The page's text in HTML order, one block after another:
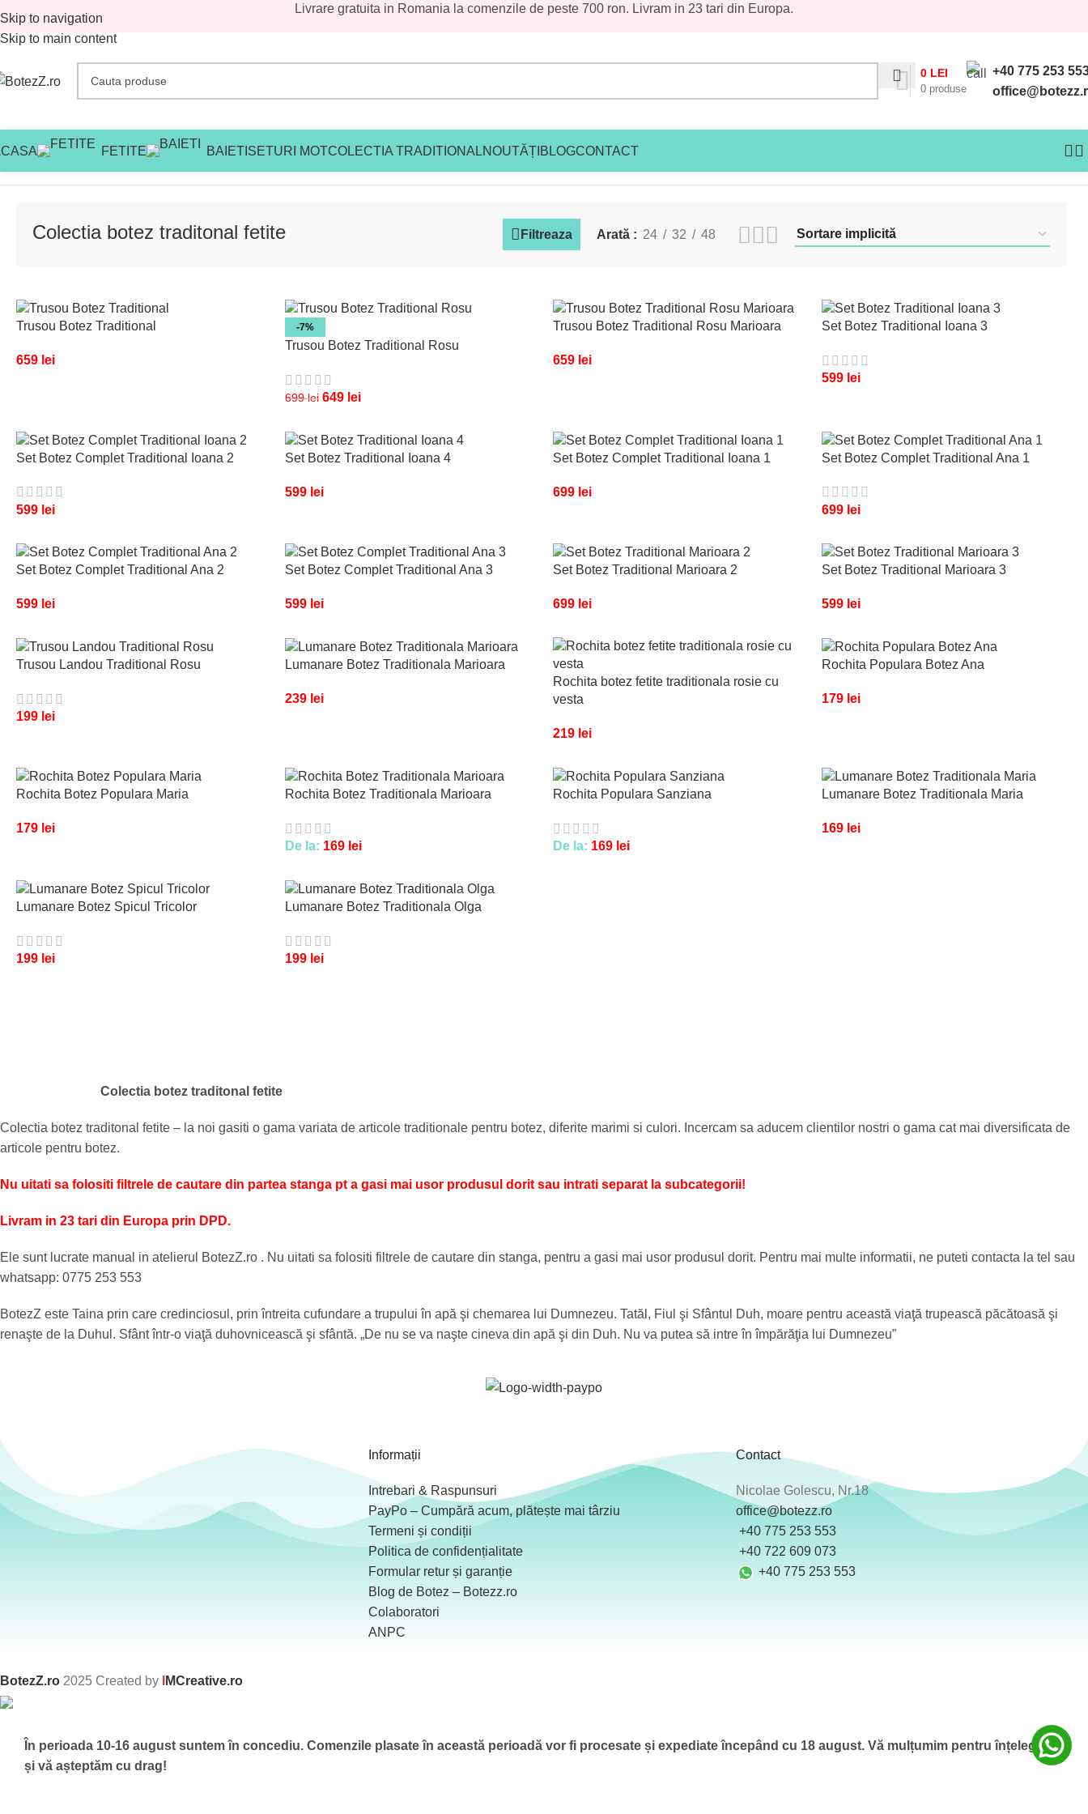
Skip to navigation
Skip to main content
Livrare gratuita in Romania la comenzile de peste 700 ron. Livram in 23 tari din Europa.
0 produse
0 LEI
+40 775 253
FETITE BAIETI SETURI MOTCOLECTIA TRADITIONALNOUTĂȚI BLOGCONTACT
Prima pagină Colectia botez traditional
Colectia botez traditonal fetite Filtreaza Arată 24 32 48
Trusou Botez Traditional
659 lei
-7%
Trusou Botez Traditional Rosu
699lei 649 lei
Trusou Botez Traditional Rosu Marioara
659 lei
Set Botez Traditional Ioana 3
599 lei
Set Botez Complet Traditional Ioana 2
599 lei
Set Botez Traditional Ioana 4
599 lei
Set Botez Complet Traditional Ioana 1
699 lei
Set Botez Complet Traditional Ana 1
699 lei
Set Botez Complet Traditional Ana 2
599 lei
Set Botez Complet Traditional Ana 3
599 lei
Set Botez Traditional Marioara 2
699 lei
Set Botez Traditional Marioara 3
599 lei
Trusou Landou Traditional Rosu
199 lei
Lumanare Botez Traditionala Marioara
239 lei
Rochita botez fetite traditionala rosie cu
vesta
219 lei
Rochita Populara Botez Ana
179 lei
Rochita Botez Populara Maria
179 lei
Rochita Botez Traditionala Marioara
De la: 169 lei
Rochita Populara Sanziana
De la: 169 lei
Lumanare Botez Traditionala Maria
169 lei
Lumanare Botez Spicul Tricolor
199 lei
Lumanare Botez Traditionala Olga
199 lei
Colectia botez traditonal fetite
Colectia botez traditonal fetite – la noi gasiti o gama variata de articole traditionale pentru botez, diferite marimi si culori. Incercam sa aducem clientilor nostri o gama cat mai diversificata de
articole pentru botez.
Nu uitati sa folositi filtrele de cautare din partea stanga pt a gasi mai usor produsul dorit sau intrati separat la subcategorii!
Livram in 23 tari din Europa prin DPD.
Ele sunt lucrate manual in atelierul BotezZ.ro . Nu uitati sa folositi filtrele de cautare din stanga, pentru a gasi mai usor produsul dorit. Pentru mai multe informatii, ne puteti contacta la tel sau
whatsapp: 0775 253 553
BotezZ este Taina prin care credinciosul, prin întreita cufundare a trupului în apă şi chemarea lui Dumnezeu. Tatăl, Fiul şi Sfântul Duh, moare pentru această viaţă trupească păcătoasă şi
renaşte de la Duhul. Sfânt într-o viaţă duhovnicească şi sfântă. „De nu se va naşte cineva din apă şi din Duh. Nu va putea să intre în împărăţia lui Dumnezeu”
Informații
Intrebari & Raspunsuri
PayPo – Cumpără acum, plătește mai târziu
Termeni și condiții
Politica de confidențialitate
Formular retur și garanție
Blog de Botez – Botezz.ro
Colaboratori
ANPC
Contact
Nicolae Golescu, Nr.18
office@botezz.ro
+40 775 253 553
‪ +40 722 609 073
+40 775 253 553
BotezZ.ro 2025 Created by MCreative.ro
În perioada 10-16 august suntem în concediu. Comenzile plasate în această perioadă vor fi procesate și expediate începând cu 18 august. Vă mulțumim pentru înțelegere
și vă așteptăm cu drag!